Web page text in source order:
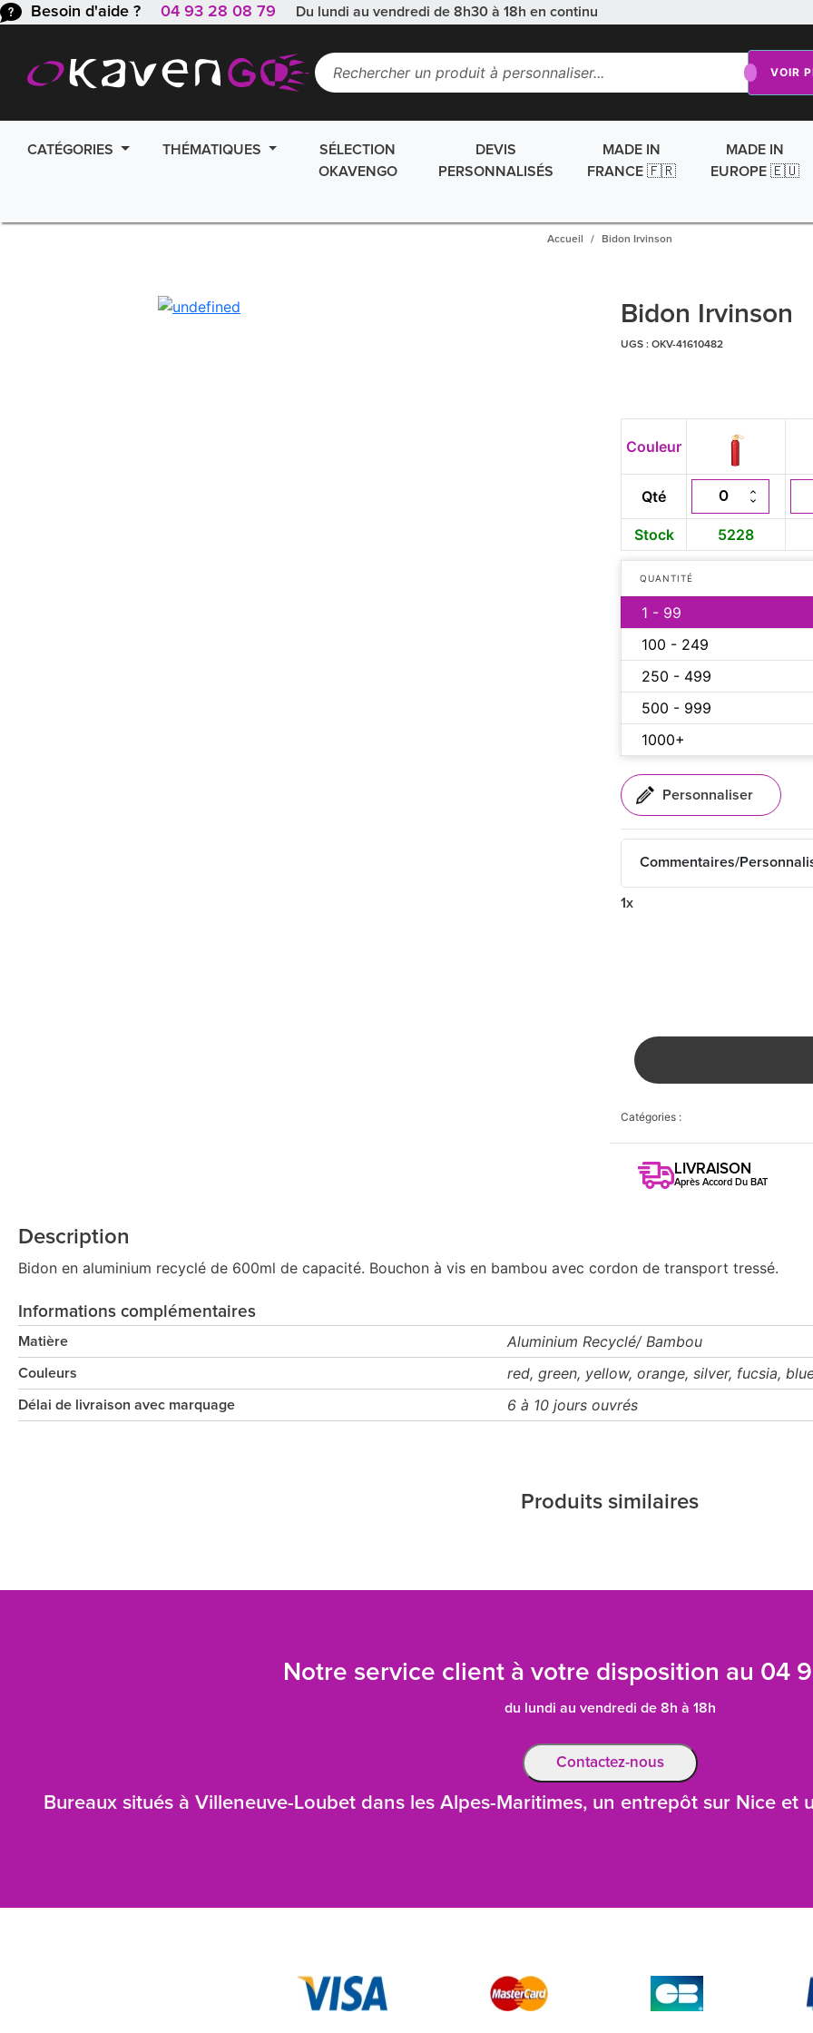
Besoin d'aide ? 04 93 28 08 79 Du lundi au vendredi de 8h30 à 18h en continu
VOIR
CATÉGORIES THÉMATIQUES
SÉLECTION
OKAVENGO
DEVIS
PERSONNALISÉS
MADE IN
FRANCE 🇫🇷
MADE IN
EUROPE 🇪🇺
Accueil Bidon Irvinson
Bidon Irvinson
UGS : OKV-41610482
Couleur
Qté
Stock 5228
QUANTITÉ
1 - 99
100 - 249
250 - 499
500 - 999
1000+
Commentaires/
1x
Catégories :
LIVRAISON
Après Accord Du BAT
Description
Bidon en aluminium recyclé de 600ml de capacité. Bouchon à vis en bambou avec cordon de transport tressé.
Informations complémentaires
Matière Aluminium Recyclé/ Bambou
Couleurs red, green, yellow, orange, silver, fucsia,
Délai de livraison avec marquage 6 à 10 jours ouvrés
Produits similaires
Notre service client à votre disposition au 04
du lundi au vendredi de 8h à 18h
Contactez-nous
Bureaux situés à Villeneuve-Loubet dans les Alpes-Maritimes, un entrepôt sur Nice